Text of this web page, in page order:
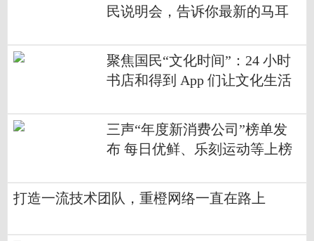
民说明会，告诉你最新的马耳
聚焦国民“文化时间”：24 小时
书店和得到 App 们让文化生活
三声“年度新消费公司”榜单发
布 每日优鲜、乐刻运动等上榜
打造一流技术团队，重橙网络一直在路上